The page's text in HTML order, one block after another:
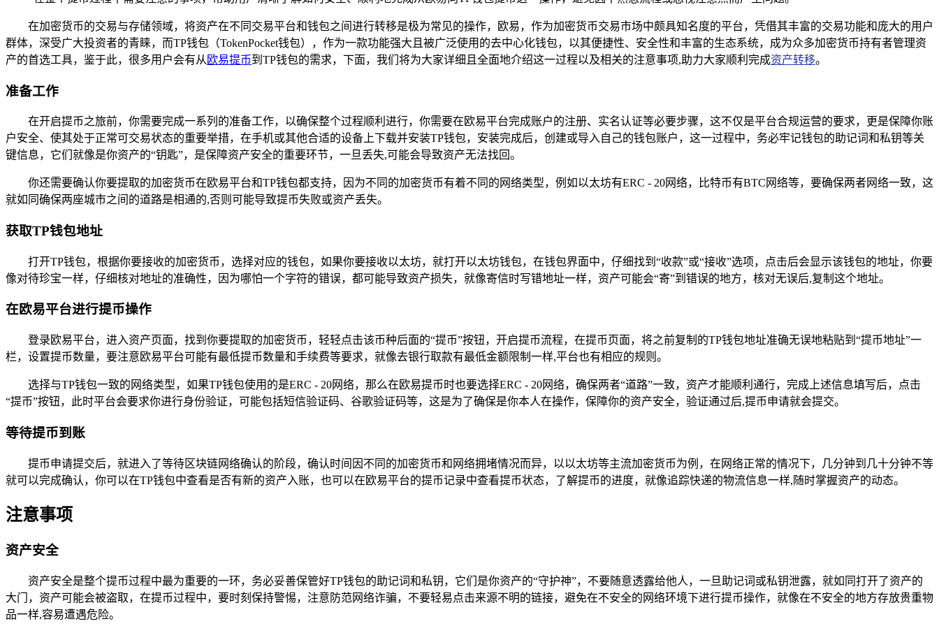
在加密货币的交易与存储领域，将资产在不同交易平台和钱包之间进行转移是极为常见的操作，欧易，作为加密货币交易市场中颇具知名度的平台，凭借其丰富的交易功能和庞大的用户
群体，深受广大投资者的青睐，而TP钱包（TokenPocket钱包），作为一款功能强大且被广泛使用的去中心化钱包，以其便捷性、安全性和丰富的生态系统，成为众多加密货币持有者管理资
产的首选工具，鉴于此，很多用户会有从 欧易提币到TP钱包的需求，下面，我们将为大家详细且全面地介绍这一过程以及相关的注意事项,助力大家顺利完成资产转移。
准备工作
在开启提币之旅前，你需要完成一系列的准备工作，以确保整个过程顺利进行，你需要在欧易平台完成账户的注册、实名认证等必要步骤，这不仅是平台合规运营的要求，更是保障你账
户安全、使其处于正常可交易状态的重要举措，在手机或其他合适的设备上下载并安装TP钱包，安装完成后，创建或导入自己的钱包账户，这一过程中，务必牢记钱包的助记词和私钥等关
键信息，它们就像是你资产的“钥匙”，是保障资产安全的重要环节，一旦丢失,可能会导致资产无法找回。
你还需要确认你要提取的加密货币在欧易平台和TP钱包都支持，因为不同的加密货币有着不同的网络类型，例如以太坊有ERC - 20网络，比特币有BTC网络等，要确保两者网络一致，这
就如同确保两座城市之间的道路是相通的,否则可能导致提币失败或资产丢失。
获取TP钱包地址
打开TP钱包，根据你要接收的加密货币，选择对应的钱包，如果你要接收以太坊，就打开以太坊钱包，在钱包界面中，仔细找到“收款”或“接收”选项，点击后会显示该钱包的地址，你要
像对待珍宝一样，仔细核对地址的准确性，因为哪怕一个字符的错误，都可能导致资产损失，就像寄信时写错地址一样，资产可能会“寄”到错误的地方，核对无误后,复制这个地址。
在欧易平台进行提币操作
登录欧易平台，进入资产页面，找到你要提取的加密货币，轻轻点击该币种后面的“提币”按钮，开启提币流程，在提币页面，将之前复制的TP钱包地址准确无误地粘贴到“提币地址”一
栏，设置提币数量，要注意欧易平台可能有最低提币数量和手续费等要求，就像去银行取款有最低金额限制一样,平台也有相应的规则。
选择与TP钱包一致的网络类型，如果TP钱包使用的是ERC - 20网络，那么在欧易提币时也要选择ERC - 20网络，确保两者“道路”一致，资产才能顺利通行，完成上述信息填写后，点击
“提币”按钮，此时平台会要求你进行身份验证，可能包括短信验证码、谷歌验证码等，这是为了确保是你本人在操作，保障你的资产安全，验证通过后,提币申请就会提交。
等待提币到账
提币申请提交后，就进入了等待区块链网络确认的阶段，确认时间因不同的加密货币和网络拥堵情况而异，以以太坊等主流加密货币为例，在网络正常的情况下，几分钟到几十分钟不等
就可以完成确认，你可以在TP钱包中查看是否有新的资产入账，也可以在欧易平台的提币记录中查看提币状态，了解提币的进度，就像追踪快递的物流信息一样,随时掌握资产的动态。
注意事项
资产安全
资产安全是整个提币过程中最为重要的一环，务必妥善保管好TP钱包的助记词和私钥，它们是你资产的“守护神”，不要随意透露给他人，一旦助记词或私钥泄露，就如同打开了资产的
大门，资产可能会被盗取，在提币过程中，要时刻保持警惕，注意防范网络诈骗，不要轻易点击来源不明的链接，避免在不安全的网络环境下进行提币操作，就像在不安全的地方存放贵重物
品一样,容易遭遇危险。